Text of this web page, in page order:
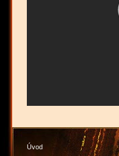
Úvod